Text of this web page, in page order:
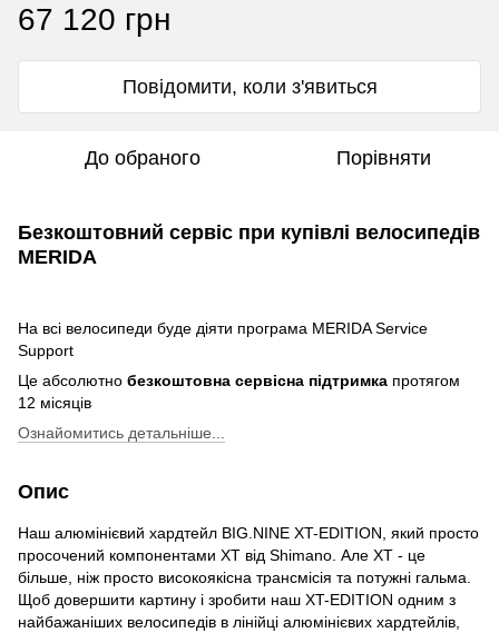
67 120 грн
Повідомити, коли з'явиться
До обраного Порівняти
Безкоштовний сервіс при купівлі велосипедів
MERIDA
На всі велосипеди буде діяти програма MERIDA Service
Support
Це абсолютно безкоштовна сервісна підтримка протягом
12 місяців
Ознайомитись детальніше...
Опис
Наш алюмінієвий хардтейл BIG.NINE XT-EDITION, який просто
просочений компонентами XT від Shimano. Але XT - це
більше, ніж просто високоякісна трансмісія та потужні гальма.
Щоб довершити картину і зробити наш XT-EDITION одним з
найбажаніших велосипедів в лінійці алюмінієвих хардтейлів,